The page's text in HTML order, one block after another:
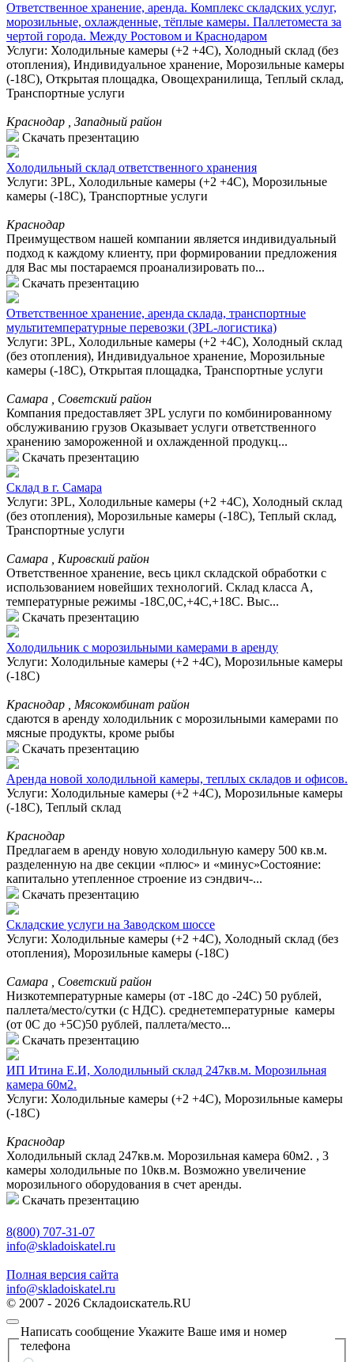
Ответственное хранение, аренда. Комплекс складских услуг,
морозильные, охлажденные, тёплые камеры. Паллетоместа за
чертой города. Между Ростовом и Краснодаром
Услуги: Холодильные камеры (+2 +4С), Холодный склад (без
отопления), Индивидуальное хранение, Морозильные камеры
(-18С), Открытая площадка, Овощехранилища, Теплый склад,
Транспортные услуги
Краснодар , Западный район
Скачать презентацию
Холодильный склад ответственного хранения
Услуги: 3PL, Холодильные камеры (+2 +4С), Морозильные
камеры (-18С), Транспортные услуги
Краснодар
Преимуществом нашей компании является индивидуальный
подход к каждому клиенту, при формировании предложения
для Вас мы постараемся проанализировать по...
Скачать презентацию
Ответственное хранение, аренда склада, транспортные
мультитемпературные перевозки (3PL-логистика)
Услуги: 3PL, Холодильные камеры (+2 +4С), Холодный склад
(без отопления), Индивидуальное хранение, Морозильные
камеры (-18С), Открытая площадка, Транспортные услуги
Самара , Советский район
Компания предоставляет 3PL услуги по комбинированному
обслуживанию грузов Оказывает услуги ответственного
хранению замороженной и охлажденной продукц...
Скачать презентацию
Склад в г. Самара
Услуги: 3PL, Холодильные камеры (+2 +4С), Холодный склад
(без отопления), Морозильные камеры (-18С), Теплый склад,
Транспортные услуги
Самара , Кировский район
Ответственное хранение, весь цикл складской обработки с
использованием новейших технологий. Склад класса А,
температурные режимы -18С,0С,+4С,+18С. Выс...
Скачать презентацию
Холодильник с морозильными камерами в аренду
Услуги: Холодильные камеры (+2 +4С), Морозильные камеры
(-18С)
Краснодар , Мясокомбинат район
сдаются в аренду холодильник с морозильными камерами по
мясные продукты, кроме рыбы
Скачать презентацию
Аренда новой холодильной камеры, теплых складов и офисов.
Услуги: Холодильные камеры (+2 +4С), Морозильные камеры
(-18С), Теплый склад
Краснодар
Предлагаем в аренду новую холодильную камеру 500 кв.м.
разделенную на две секции «плюс» и «минус»Состояние:
капитально утепленное строение из сэндвич-...
Скачать презентацию
Cкладские услуги на Заводском шоссе
Услуги: Холодильные камеры (+2 +4С), Холодный склад (без
отопления), Морозильные камеры (-18С)
Самара , Советский район
Низкотемпературные камеры (от -18С до -24С) 50 рублей,
паллета/место/сутки (с НДС). среднетемпературные камеры
(от 0С до +5С)50 рублей, паллета/место...
Скачать презентацию
ИП Итина Е.И, Холодильный склад 247кв.м. Морозильная
камера 60м2.
Услуги: Холодильные камеры (+2 +4С), Морозильные камеры
(-18С)
Краснодар
Холодильный склад 247кв.м. Морозильная камера 60м2. , 3
камеры холодильные по 10кв.м. Возможно увеличение
морозильного оборудования в счет аренды.
Скачать презентацию
8(800) 707-31-07
info@skladoiskatel.ru
Полная версия сайта
info@skladoiskatel.ru
© 2007 - 2026 Складоискатель.RU
Написать сообщение Укажите Ваше имя и номер
телефона